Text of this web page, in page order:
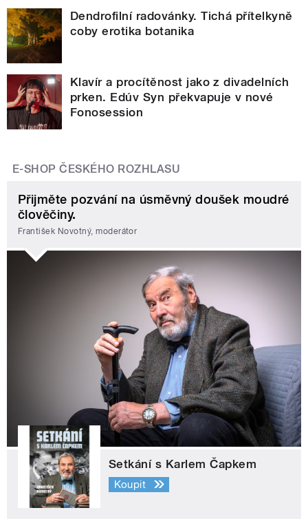
Dendrofilní radovánky. Tichá přítelkyně
coby erotika botanika
Klavír a procítěnost jako z divadelních
prken. Edúv Syn překvapuje v nové
Fonosession
E-SHOP ČESKÉHO ROZHLASU
Přijměte pozvání na úsměvný doušek moudré
člověčiny.
František Novotný, moderátor
Setkání s Karlem Čapkem
Koupit